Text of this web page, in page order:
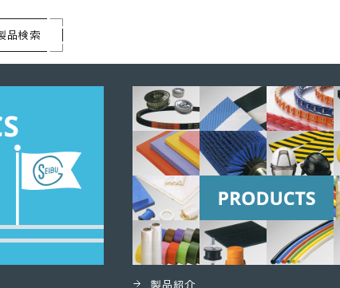
品検索
ンジシート（高発泡）
製品紹介